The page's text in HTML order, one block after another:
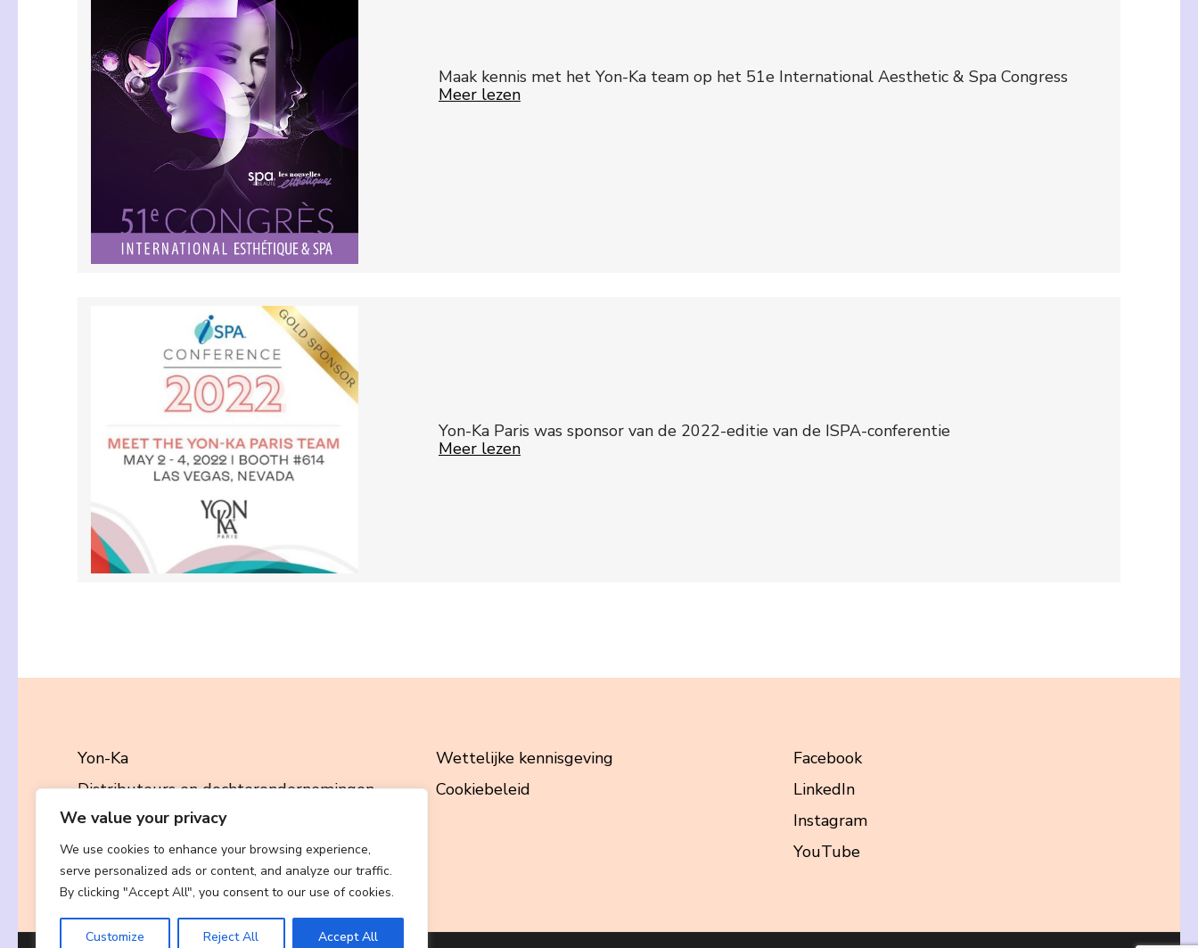
We value your privacy
We use cookies to enhance your browsing experience,
serve personalized ads or content, and analyze our traffic.
By clicking "Accept All", you consent to our use of cookies.
Customize Reject All Accept All
Maak kennis met het Yon-Ka team op het 51e International Aesthetic & Spa Congress
Meer lezen
Yon-Ka Paris was sponsor van de 2022-editie van de ISPA-conferentie
Meer lezen
Yon-Ka
Distributeurs en dochterondernemingen
Evenementen en Conferenties
Contact
Wettelijke kennisgeving
Cookiebeleid
Facebook
LinkedIn
Instagram
YouTube